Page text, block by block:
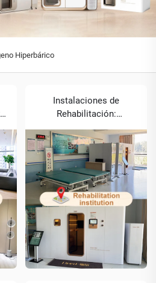
Hiperbárico
Instalaciones de
Rehabilitación:
Acelerando la
Recuperación mediante
Soluciones Médicas de
TOH